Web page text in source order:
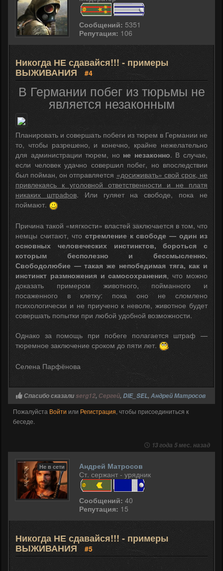
Сообщений: 5351
Репутация: 106
Никогда НЕ сдавайся!!! - примеры
ВЫЖИВАНИЯ #4
В Германии побег из тюрьмы не
является незаконным
Планировать и совершать побеги из тюрем в Германии не
то, чтобы разрешено, и конечно, крайне нежелательно
для администрации тюрем, но не незаконно. В случае,
если человек удачно совершил побег, но впоследствии
был пойман, он отправляется «досиживать» свой срок, не
привлекаясь к уголовной ответственности и не платя
никаких штрафов. Или гуляет на свободе, пока не
поймают.
Причина такой «мягкости» властей заключается в том, что
немцы считают, что стремление к свободе — один из
основных человеческих инстинктов, бороться с
которым бесполезно и бессмысленно.
Свободолюбие — такая же непобедимая тяга, как и
инстинкт размножения и самосохранения, что можно
доказать примером животного, пойманного и
посаженного в клетку: пока оно не сломлено
психологически и не приучено к неволе, животное будет
совершать попытки при любой удобной возможности.
Однако за помощь при побеге полагается штраф —
тюремное заключение сроком до пяти лет.
Селена Парфёнова
Спасибо сказалиserg12, Сергей, DIE_SEL, Андрей Матросов
Пожалуйста Войти или Регистрация, чтобы присоединиться к
беседе.
13 года 5 мес. назад
Не в сети
Андрей Матросов
Ст. сержант - урядник
Сообщений: 40
Репутация: 15
Никогда НЕ сдавайся!!! - примеры
ВЫЖИВАНИЯ #5